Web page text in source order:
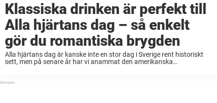
Klassiska drinken är perfekt till
Alla hjärtans dag – så enkelt
gör du romantiska brygden
Alla hjärtans dag är kanske inte en stor dag i Sverige rent historiskt
sett, men på senare år har vi anammat den amerikanska